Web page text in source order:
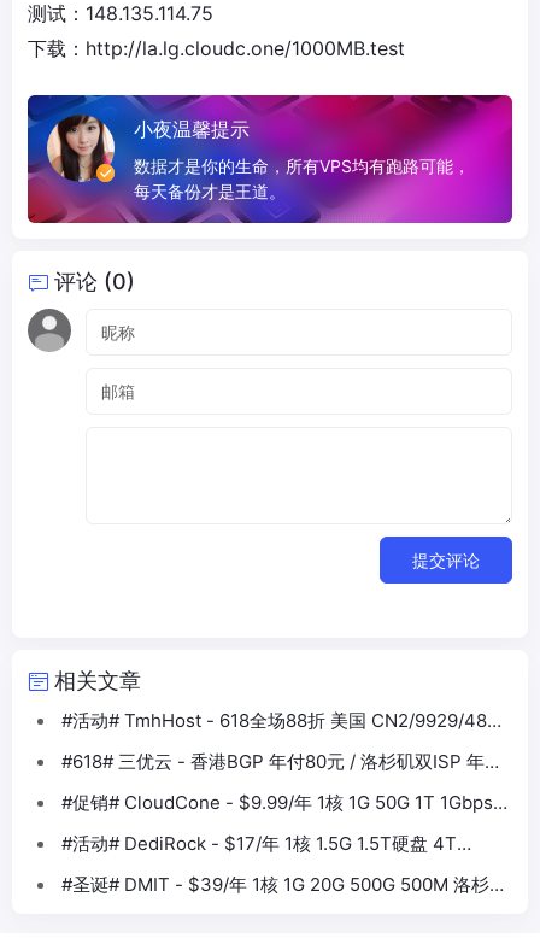
测试：148.135.114.75
下载：http://la.lg.cloudc.one/1000MB.test
小夜温馨提示
数据才是你的生命，所有VPS均有跑路可能，
每天备份才是王道。
评论 (0)
提交评论
相关文章
#活动# TmhHost - 618全场88折 美国 CN2/9929/4837
#618# 三优云 - 香港BGP 年付80元 / 洛杉矶双ISP 年付
#促销# CloudCone - $9.99/年 1核 1G 50G 1T 1Gbps
#活动# DediRock - $17/年 1核 1.5G 1.5T硬盘 4T
1Gbps 大盘鸡VPS
#圣诞# DMIT - $39/年 1核 1G 20G 500G 500M 洛杉矶